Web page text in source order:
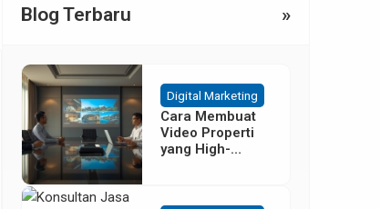
Blog Terbaru »
Digital Marketing
Cara Membuat
Video Properti
yang High-